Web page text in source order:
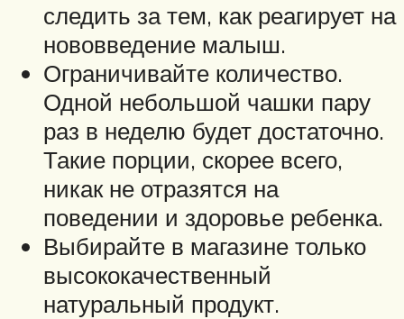
следить за тем, как реагирует на
нововведение малыш.
Ограничивайте количество.
Одной небольшой чашки пару
раз в неделю будет достаточно.
Такие порции, скорее всего,
никак не отразятся на
поведении и здоровье ребенка.
Выбирайте в магазине только
высококачественный
натуральный продукт.